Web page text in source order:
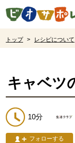
ページの先頭です。
トップ > レシピについて
キャベツ
10分
フォローする